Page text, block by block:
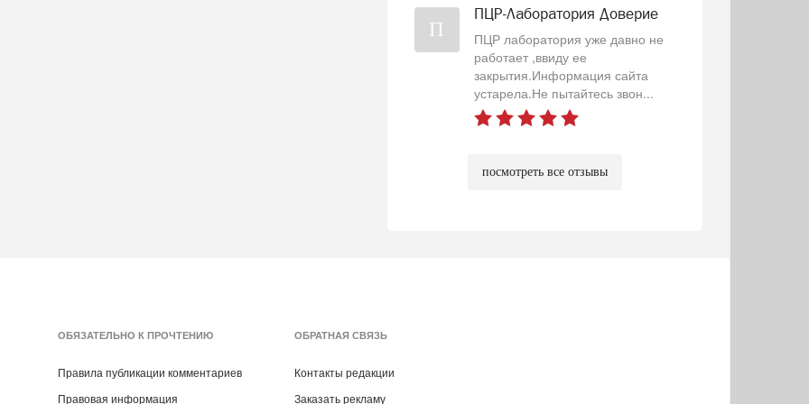
П
ПЦР-Лаборатория Доверие
ПЦР лаборатория уже давно не
работает ,ввиду ее
закрытия.Информация сайта
устарела.Не пытайтесь звон...
посмотреть все отзывы
ОБЯЗАТЕЛЬНО К ПРОЧТЕНИЮ
Правила публикации комментариев
Правовая информация
ОБРАТНАЯ СВЯЗЬ
Контакты редакции
Заказать рекламу